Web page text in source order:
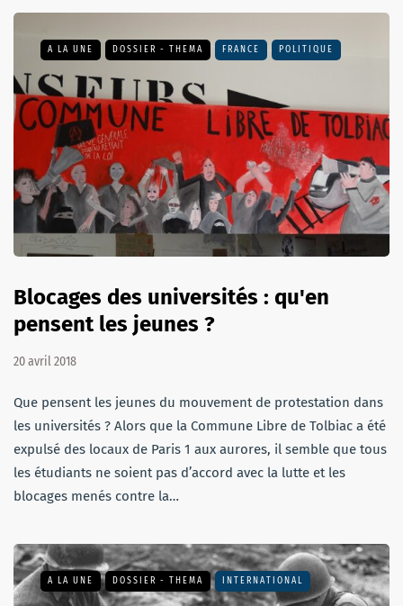
A LA UNE DOSSIER - THEMA FRANCE POLITIQUE
Blocages des universités : qu'en
pensent les jeunes ?
20 avril 2018
Que pensent les jeunes du mouvement de protestation dans
les universités ? Alors que la Commune Libre de Tolbiac a été
expulsé des locaux de Paris 1 aux aurores, il semble que tous
les étudiants ne soient pas d’accord avec la lutte et les
blocages menés contre la…
A LA UNE DOSSIER - THEMA INTERNATIONAL